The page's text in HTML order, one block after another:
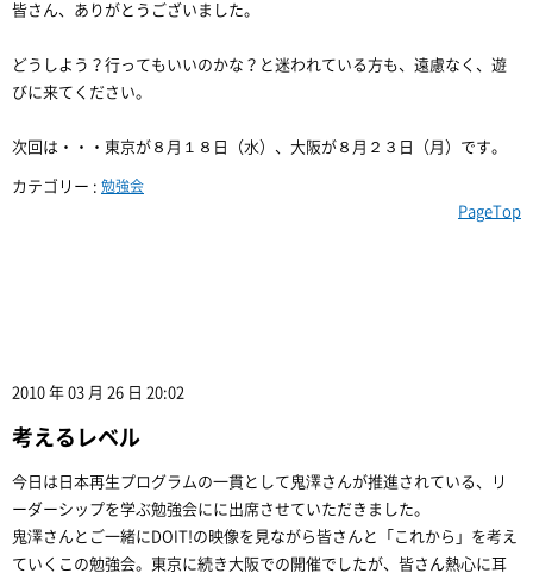
皆さん、ありがとうございました。
どうしよう？行ってもいいのかな？と迷われている方も、遠慮なく、遊
びに来てください。
次回は・・・東京が８月１８日（水）、大阪が８月２３日（月）です。
カテゴリー : 勉強会
PageTop
2010 年 03 月 26 日 20:02
考えるレベル
今日は日本再生プログラムの一貫として鬼澤さんが推進されている、リ
ーダーシップを学ぶ勉強会にに出席させていただきました。
鬼澤さんとご一緒にDOIT!の映像を見ながら皆さんと「これから」を考え
ていくこの勉強会。東京に続き大阪での開催でしたが、皆さん熱心に耳